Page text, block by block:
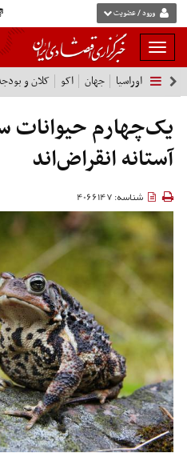
ورود / عضویت
بار
و
بسته
نمودن
فهرست
اوراسیا جهان اکو کلان و
یک‌چهارم حیوانات
آستانه انقراض‌اند
شناسه: 4066147